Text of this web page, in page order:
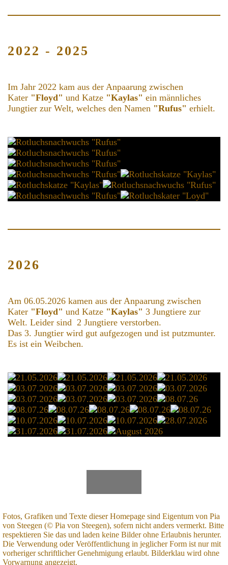
2022 - 2025
Im Jahr 2022 kam aus der Anpaarung zwischen
Kater "Floyd" und Katze "Kaylas" ein männliches
Jungtier zur Welt, welches den Namen "Rufus" erhielt.
2026
Am 06.05.2026 kamen aus der Anpaarung zwischen
Kater "Floyd" und Katze "Kaylas" 3 Jungtiere zur
Welt. Leider sind 2 Jungtiere verstorben.
Das 3. Jungtier wird gut aufgezogen und ist putzmunter.
Es ist ein Weibchen.
Fotos, Grafiken und Texte dieser Homepage sind Eigentum von Pia
von Steegen (© Pia von Steegen), sofern nicht anders vermerkt. Bitte
respektieren Sie das und laden keine Bilder ohne Erlaubnis herunter.
Die Verwendung oder Veröffentlichung in jeglicher Form ist nur mit
vorheriger schriftlicher Genehmigung erlaubt. Bilderklau wird ohne
Vorwarnung angezeigt.